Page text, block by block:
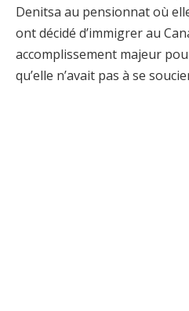
Denitsa au pensionnat où
ont décidé d’immigrer au
accomplissement majeur
qu’elle n’avait pas à se